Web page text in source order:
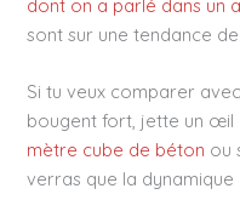
dont on a parlé dans un
sont sur une tendance
Si tu veux comparer
bougent fort, jette un œil
mètre cube de béton ou
verras que la